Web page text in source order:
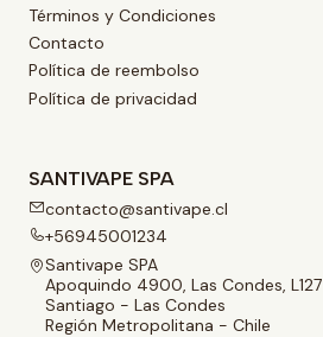
Términos y Condiciones
Contacto
Política de reembolso
Política de privacidad
SANTIVAPE SPA
contacto@santivape.cl
+56945001234
Santivape SPA
Apoquindo 4900, Las Condes, L127
Santiago - Las Condes
Región Metropolitana - Chile